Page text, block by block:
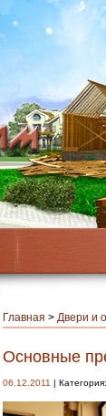
Главная > Двери и
Основные
06.12.2011 | Категория: